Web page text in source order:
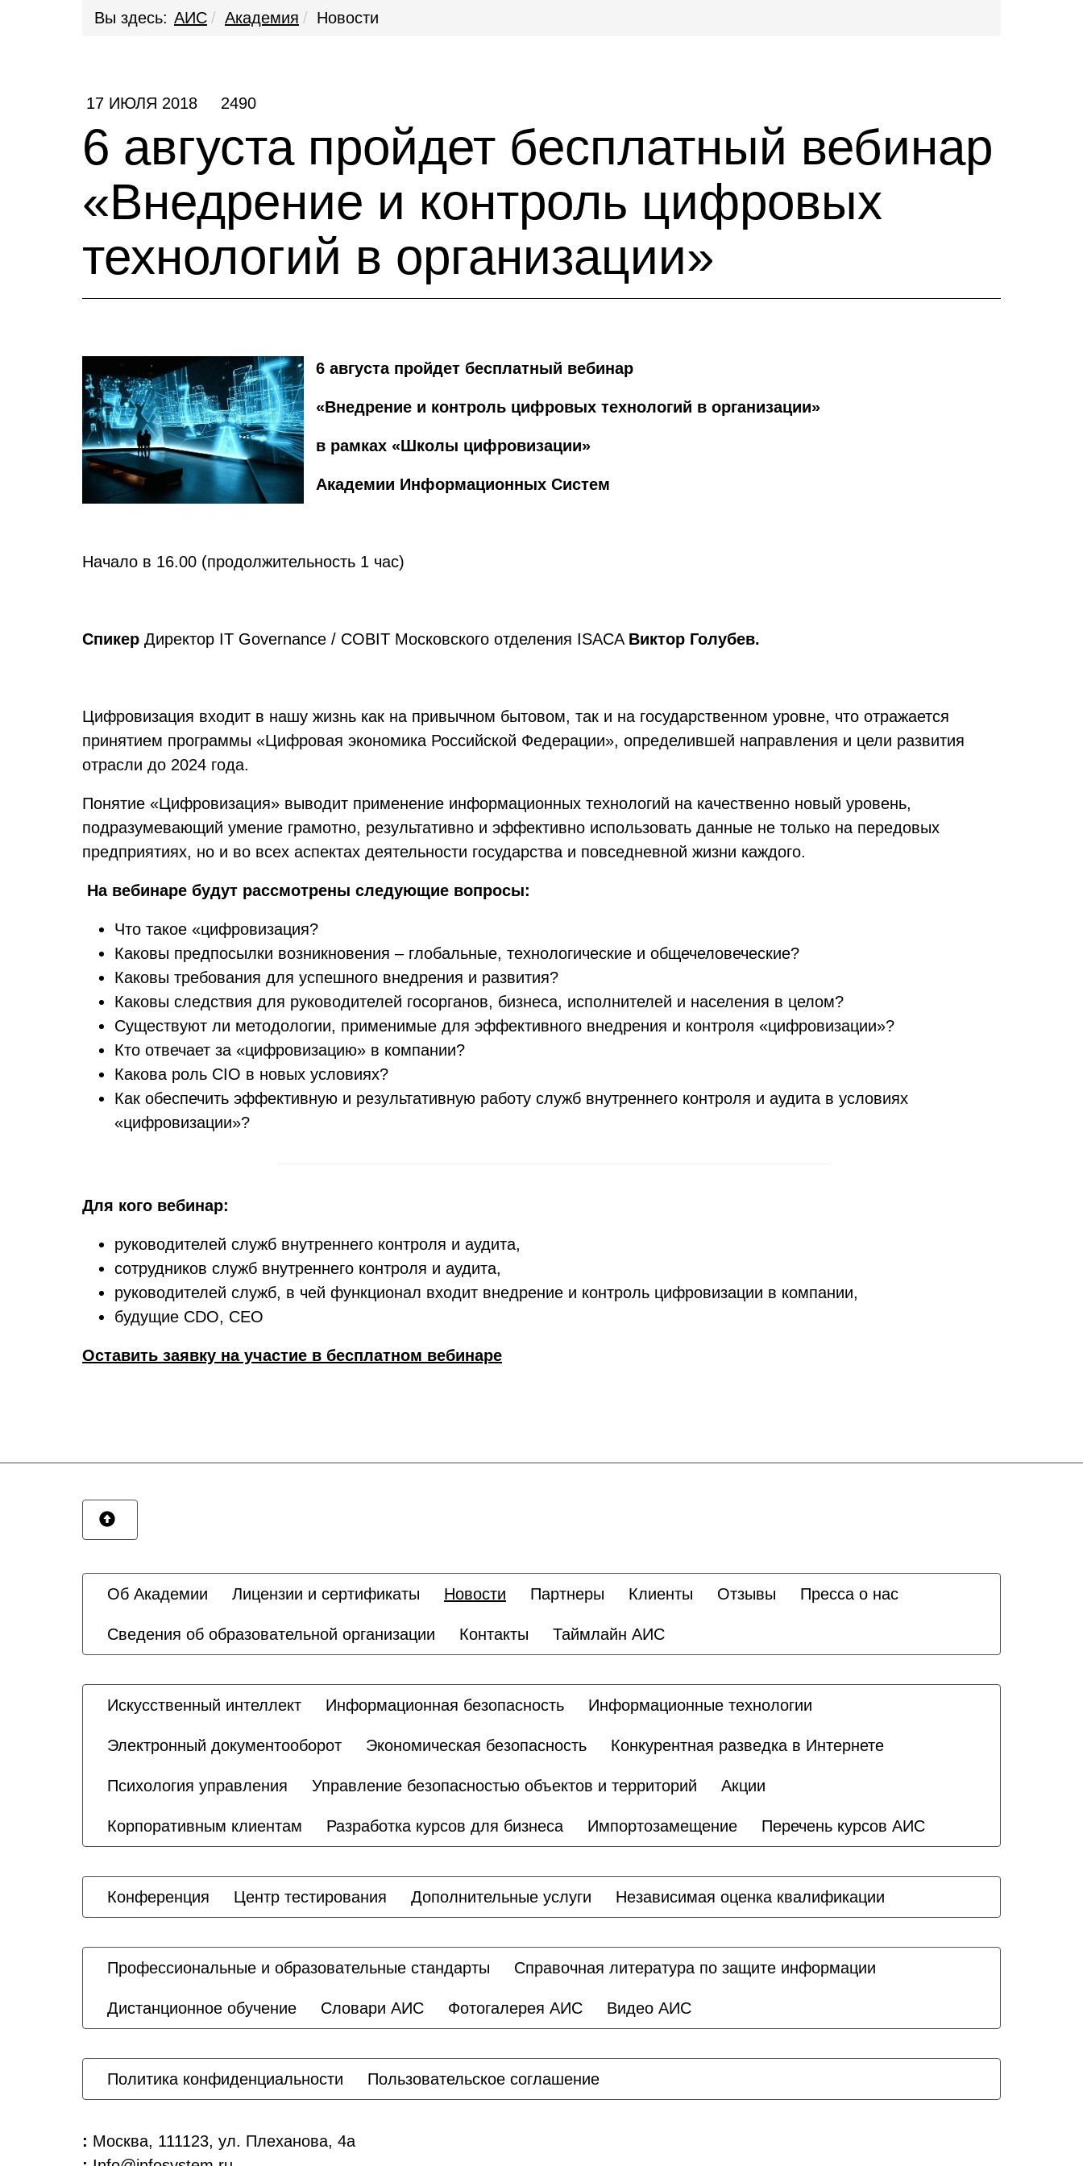
Вы здесь: АИС Академия Новости
17 ИЮЛЯ 2018 2490
6 августа пройдет бесплатный вебинар
«Внедрение и контроль цифровых
технологий в организации»
6 августа пройдет бесплатный вебинар
«Внедрение и контроль цифровых технологий в организации»
в рамках «Школы цифровизации»
Академии Информационных Систем
Начало в 16.00 (продолжительность 1 час)
Спикер Директор IT Governance / COBIT Московского отделения ISACA Виктор Голубев.
Цифровизация входит в нашу жизнь как на привычном бытовом, так и на государственном уровне, что отражается
принятием программы «Цифровая экономика Российской Федерации», определившей направления и цели развития
отрасли до 2024 года.
Понятие «Цифровизация» выводит применение информационных технологий на качественно новый уровень,
подразумевающий умение грамотно, результативно и эффективно использовать данные не только на передовых
предприятиях, но и во всех аспектах деятельности государства и повседневной жизни каждого.
На вебинаре будут рассмотрены следующие вопросы:
Что такое «цифровизация?
Каковы предпосылки возникновения – глобальные, технологические и общечеловеческие?
Каковы требования для успешного внедрения и развития?
Каковы следствия для руководителей госорганов, бизнеса, исполнителей и населения в целом?
Существуют ли методологии, применимые для эффективного внедрения и контроля «цифровизации»?
Кто отвечает за «цифровизацию» в компании?
Какова роль CIO в новых условиях?
Как обеспечить эффективную и результативную работу служб внутреннего контроля и аудита в условиях
«цифровизации»?
Для кого вебинар:
руководителей служб внутреннего контроля и аудита,
сотрудников служб внутреннего контроля и аудита,
руководителей служб, в чей функционал входит внедрение и контроль цифровизации в компании,
будущие CDO, CEO
Оставить заявку на участие в бесплатном вебинаре
Об Академии Лицензии и сертификаты Новости Партнеры Клиенты Отзывы Пресса о нас
Сведения об образовательной организации Контакты Таймлайн АИС
Искусственный интеллект Информационная безопасность Информационные технологии
Электронный документооборот Экономическая безопасность Конкурентная разведка в Интернете
Психология управления Управление безопасностью объектов и территорий Акции
Корпоративным клиентам Разработка курсов для бизнеса Импортозамещение Перечень курсов АИС
Конференция Центр тестирования Дополнительные услуги Независимая оценка квалификации
Профессиональные и образовательные стандарты Справочная литература по защите информации
Дистанционное обучение Словари АИС Фотогалерея АИС Видео АИС
Политика конфиденциальности Пользовательское соглашение
: Москва, 111123, ул. Плеханова, 4а